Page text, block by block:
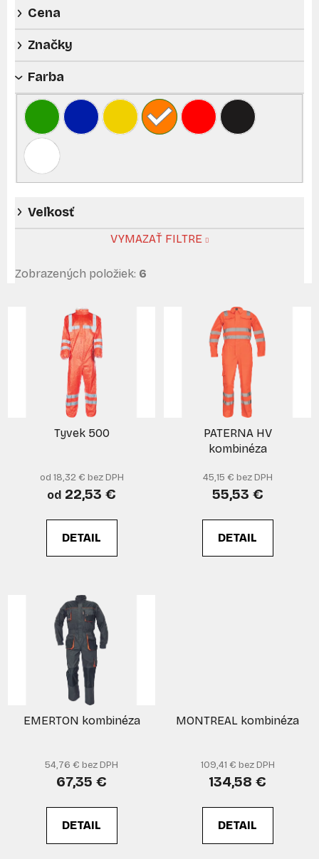
v
Cena
Značky
Farba
Veľkosť
VYMAZAŤ FILTRE
Zobrazených položiek: 6
Tyvek 500
od 18,32 € bez DPH
od 22,53 €
DETAIL
PATERNA HV
kombinéza
45,15 € bez DPH
55,53 €
DETAIL
EMERTON kombinéza
54,76 € bez DPH
67,35 €
DETAIL
MONTREAL kombinéza
109,41 € bez DPH
134,58 €
DETAIL